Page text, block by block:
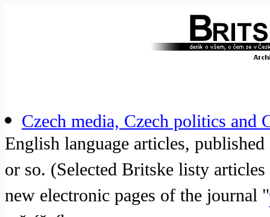
Czech media, Czech politics and
English language articles,
or so. (Selected Britske listy
new electronic pages of the journal "